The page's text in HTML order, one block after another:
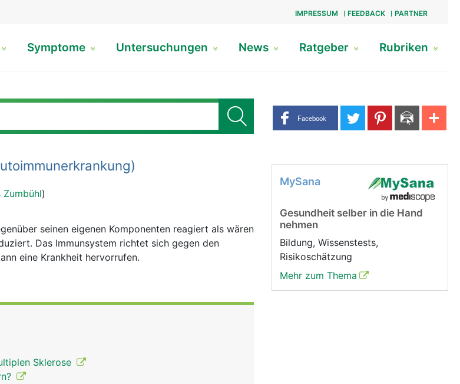
IMPRESSUM FEEDBACK PARTNER
Symptome Untersuchungen News Ratgeber Rubriken
Share buttons
Facebook
Zumbühl)
seinen eigenen Komponenten reagiert als wären
Das Immunsystem richtet sich gegen den
eine Krankheit hervorrufen.
Sklerose
MySana
Gesundheit selber in die Hand
nehmen
Bildung, Wissenstests,
Risikoschätzung
Mehr zum Thema